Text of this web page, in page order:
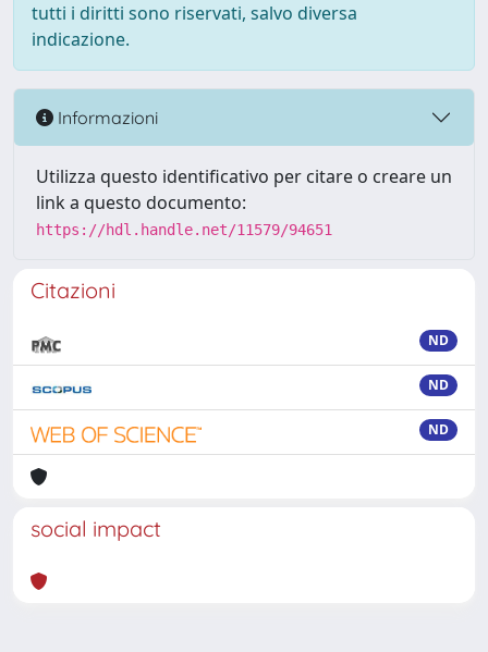
tutti i diritti sono riservati, salvo diversa
indicazione.
Informazioni
Utilizza questo identificativo per citare o creare un
link a questo documento:
https://hdl.handle.net/11579/94651
Citazioni
ND
ND
ND
social impact